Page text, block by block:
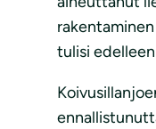
tulisi